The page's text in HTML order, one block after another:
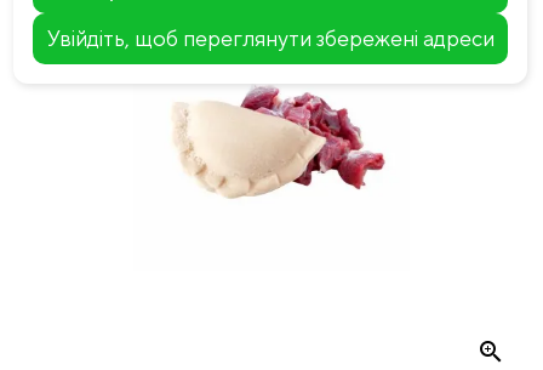
Увійдіть, щоб переглянути збережені адреси
zoom_in